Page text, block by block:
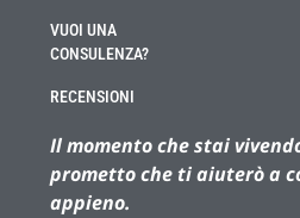
VUOI UNA
CONSULENZA?
RECENSIONI
Il momento che stai
prometto che ti aiuterò a
appieno.